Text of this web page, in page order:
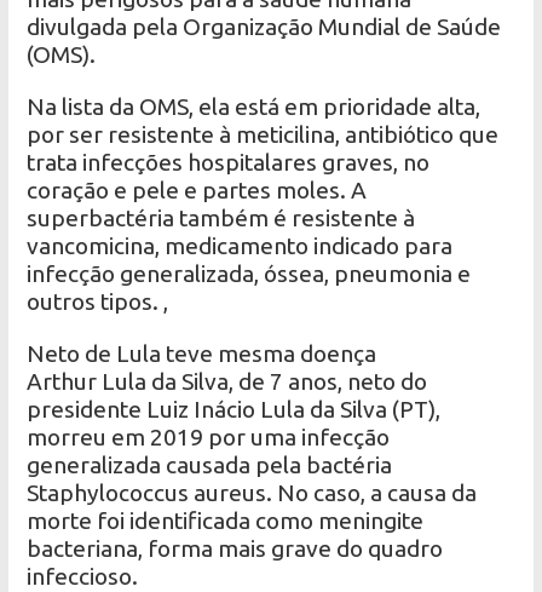
divulgada pela Organização Mundial de Saúde
(OMS).
Na lista da OMS, ela está em prioridade alta,
por ser resistente à meticilina, antibiótico que
trata infecções hospitalares graves, no
coração e pele e partes moles. A
superbactéria também é resistente à
vancomicina, medicamento indicado para
infecção generalizada, óssea, pneumonia e
outros tipos. ,
Neto de Lula teve mesma doença
Arthur Lula da Silva, de 7 anos, neto do
presidente Luiz Inácio Lula da Silva (PT),
morreu em 2019 por uma infecção
generalizada causada pela bactéria
Staphylococcus aureus. No caso, a causa da
morte foi identificada como meningite
bacteriana, forma mais grave do quadro
infeccioso.